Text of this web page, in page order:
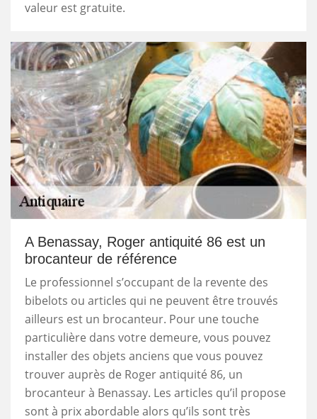
valeur est gratuite.
A Benassay, Roger antiquité 86 est un
brocanteur de référence
Le professionnel s’occupant de la revente des
bibelots ou articles qui ne peuvent être trouvés
ailleurs est un brocanteur. Pour une touche
particulière dans votre demeure, vous pouvez
installer des objets anciens que vous pouvez
trouver auprès de Roger antiquité 86, un
brocanteur à Benassay. Les articles qu’il propose
sont à prix abordable alors qu’ils sont très